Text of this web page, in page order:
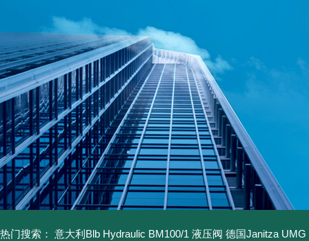
热门搜索： 意大利Blb Hydraulic BM100/1 液压阀 德国Janitza UMG